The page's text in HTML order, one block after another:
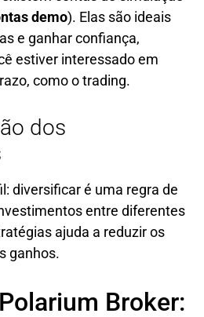
demo). Elas são ideais
e ganhar confiança,
estiver interessado em
como o trading.
dos
diversificar é uma regra de
entre diferentes
ajuda a reduzir os
ganhos.
Broker: